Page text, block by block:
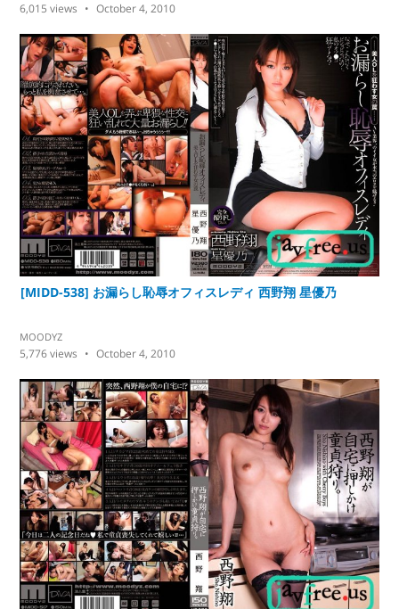
6,015 views October 4, 2010
[MIDD-538] お漏らし恥辱オフィスレディ 西野翔 星優乃
MOODYZ
5,776views October 4, 2010